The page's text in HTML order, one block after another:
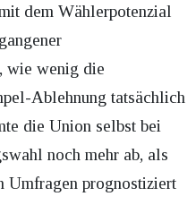
dem Wählerpotenzial
wie wenig die
Ablehnung tatsächlich
die Union selbst bei
noch mehr ab, als
Umfragen prognostiziert